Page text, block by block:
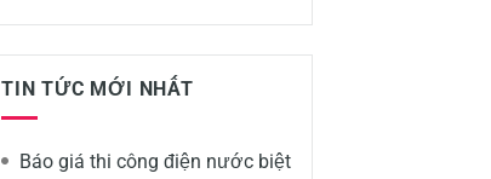
TIN TỨC MỚI NHẤT
Báo giá thi công điện nước biệt